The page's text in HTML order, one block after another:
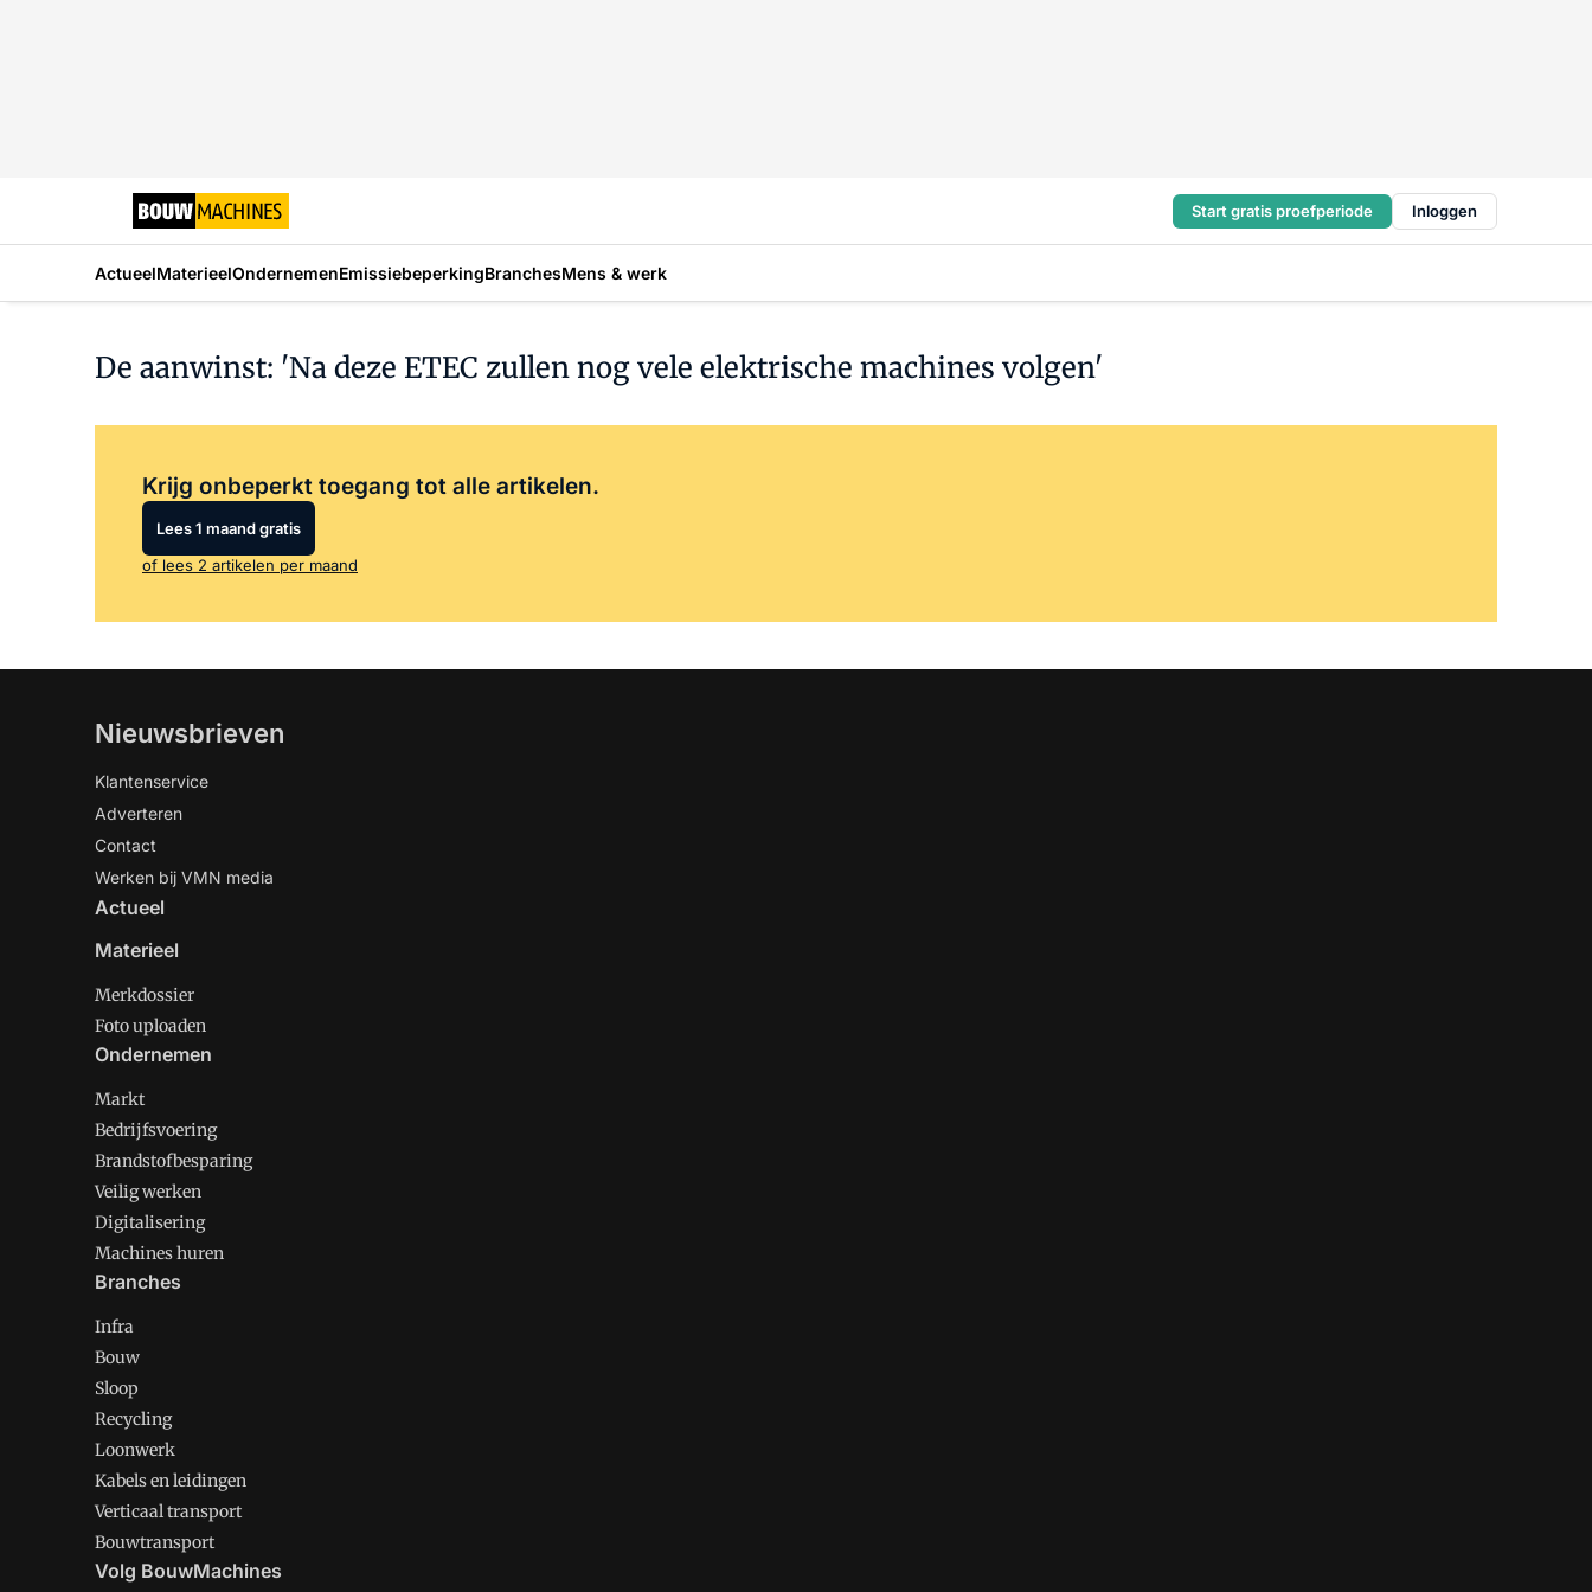
Start gratis proefperiode Inloggen
ActueelMaterieelOndernemenEmissiebeperkingBranchesMens & werk
De aanwinst: 'Na deze ETEC zullen nog vele elektrische machines volgen'
Krijg onbeperkt toegang tot alle artikelen.
Lees 1 maand gratis
of lees 2 artikelen per maand
Nieuwsbrieven
Klantenservice
Adverteren
Contact
Werken bij VMN media
Actueel
Materieel
Merkdossier
Foto uploaden
Ondernemen
Markt
Bedrijfsvoering
Brandstofbesparing
Veilig werken
Digitalisering
Machines huren
Branches
Infra
Bouw
Sloop
Recycling
Loonwerk
Kabels en leidingen
Verticaal transport
Bouwtransport
Volg BouwMachines